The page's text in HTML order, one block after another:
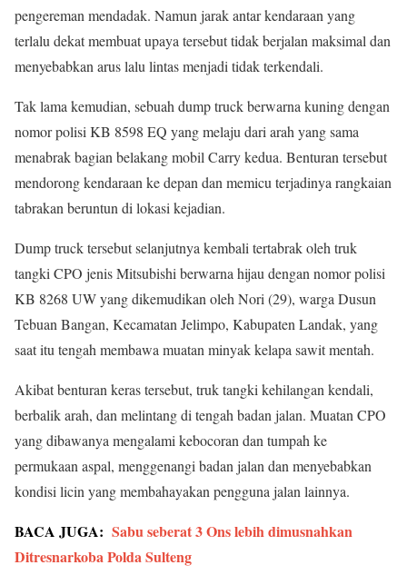
pengereman mendadak. Namun jarak antar kendaraan yang
terlalu dekat membuat upaya tersebut tidak berjalan maksimal dan
menyebabkan arus lalu lintas menjadi tidak terkendali.
Tak lama kemudian, sebuah dump truck berwarna kuning dengan
nomor polisi KB 8598 EQ yang melaju dari arah yang sama
menabrak bagian belakang mobil Carry kedua. Benturan tersebut
mendorong kendaraan ke depan dan memicu terjadinya rangkaian
tabrakan beruntun di lokasi kejadian.
Dump truck tersebut selanjutnya kembali tertabrak oleh truk
tangki CPO jenis Mitsubishi berwarna hijau dengan nomor polisi
KB 8268 UW yang dikemudikan oleh Nori (29), warga Dusun
Tebuan Bangan, Kecamatan Jelimpo, Kabupaten Landak, yang
saat itu tengah membawa muatan minyak kelapa sawit mentah.
Akibat benturan keras tersebut, truk tangki kehilangan kendali,
berbalik arah, dan melintang di tengah badan jalan. Muatan CPO
yang dibawanya mengalami kebocoran dan tumpah ke
permukaan aspal, menggenangi badan jalan dan menyebabkan
kondisi licin yang membahayakan pengguna jalan lainnya.
BACA JUGA: Sabu seberat 3 Ons lebih dimusnahkan
Ditresnarkoba Polda Sulteng